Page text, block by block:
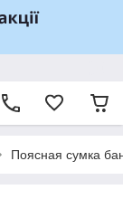
Поясная сумка